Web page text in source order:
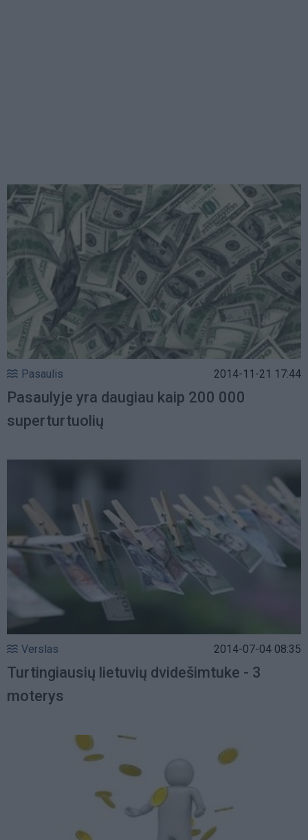
Pasaulis 2014-11-21 17:44
Pasaulyje yra daugiau kaip 200 000
superturtuolių
Verslas 2014-07-04 08:35
Turtingiausių lietuvių dvidešimtuke - 3
moterys